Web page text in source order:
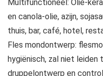
Multifunctioneel: Olie-
en canola-olie, azijn,
thuis, bar, café, hotel,
Fles mondontwerp:
hygiënisch, zal niet
druppelontwerp en